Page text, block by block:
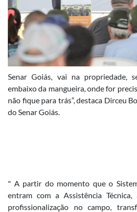
Senar Goiás, vai na propriedade,
embaixo da mangueira, onde for
não fique para trás”, destaca Dirceu
do Senar Goiás.
" A partir do momento que o
entram com a Assistência
profissionalização no campo,